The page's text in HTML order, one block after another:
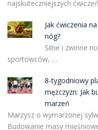
najskuteczniejszych
Jak ćwiczenia
nóg?
Silne i zwinne
sportowców, …
8-tygodniowy
mężczyzn: Jak
marzeń
Marzysz o wymarzonej
Budowanie masy